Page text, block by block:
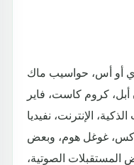
أو أس، حواسيب ماك
أبل، كروم كاست، فاير
الإنترنت، نفيديا
غوغل هوم، وبعض
المستقبلات الصوتية،